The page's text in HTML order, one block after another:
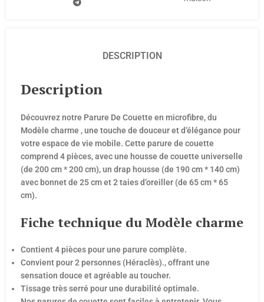
DESCRIPTION
Description
Découvrez notre Parure De Couette en microfibre, du
Modèle charme , une touche de douceur et d’élégance pour
votre espace de vie mobile. Cette parure de couette
comprend 4 pièces, avec une housse de couette universelle
(de 200 cm * 200 cm), un drap housse (de 190 cm * 140 cm)
avec bonnet de 25 cm et 2 taies d’oreiller (de 65 cm * 65
cm).
Fiche technique du Modèle charme
Contient 4 pièces pour une parure complète.
Convient pour 2 personnes (Héraclès)., offrant une
sensation douce et agréable au toucher.
Tissage très serré pour une durabilité optimale.